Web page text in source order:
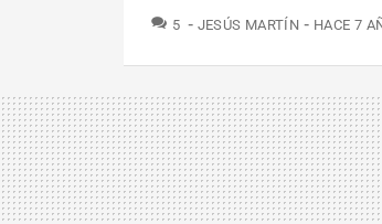
5 COMENTARIOS
JESÚS MARTÍN HACE 7